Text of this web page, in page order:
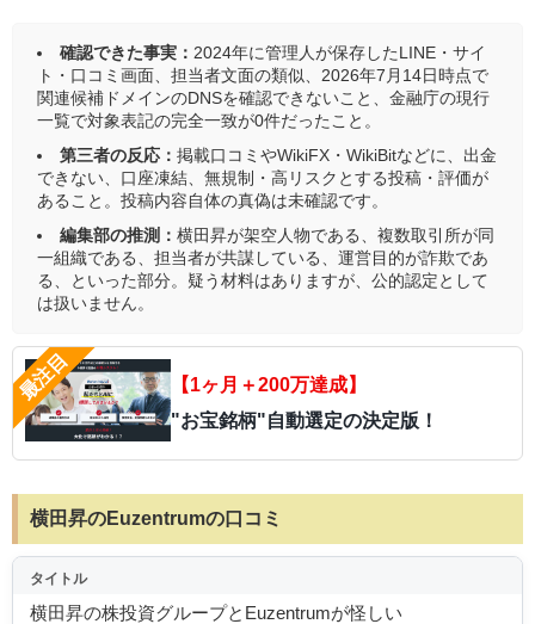
確認できた事実： 2024年に管理人が保存したLINE・サイ
ト・口コミ画面、担当者文面の類似、2026年7月14日時点で
関連候補ドメインのDNSを確認できないこと、金融庁の現行
一覧で対象表記の完全一致が0件だったこと。
第三者の反応： 掲載口コミやWikiFX・WikiBitなどに、出金
できない、口座凍結、無規制・高リスクとする投稿・評価が
あること。投稿内容自体の真偽は未確認です。
編集部の推測： 横田昇が架空人物である、複数取引所が同
一組織である、担当者が共謀している、運営目的が詐欺であ
る、といった部分。疑う材料はありますが、公的認定として
は扱いません。
【1ヶ月＋200万達成】
"お宝銘柄"自動選定の決定版！
横田昇のEuzentrumの口コミ
タイトル
横田昇の株投資グループとEuzentrumが怪しい